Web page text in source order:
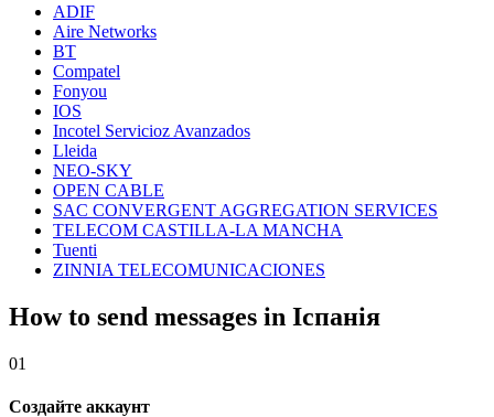
ADIF
Aire Networks
BT
Compatel
Fonyou
IOS
Incotel Servicioz Avanzados
Lleida
NEO-SKY
OPEN CABLE
SAC CONVERGENT AGGREGATION SERVICES
TELECOM CASTILLA-LA MANCHA
Tuenti
ZINNIA TELECOMUNICACIONES
How to send messages in Іспанія
01
Создайте аккаунт